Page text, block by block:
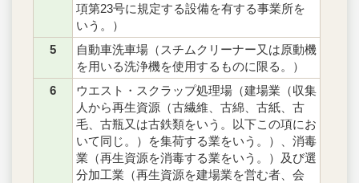
項第23号に規定する設備を有する事業所を
いう。）
5
自動車洗車場（スチムクリーナー又は原動機
を用いる洗浄機を使用するものに限る。）
6
ウエスト・スクラップ処理場（建場業（収集
人から再生資源（古繊維、古綿、古紙、古
毛、古瓶又は古鉄類をいう。以下この項にお
いて同じ。）を集荷する業をいう。）、消毒
業（再生資源を消毒する業をいう。）及び選
分加工業（再生資源を建場業を営む者、会